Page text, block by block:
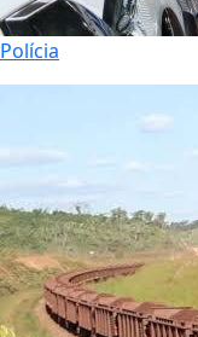
Polícia